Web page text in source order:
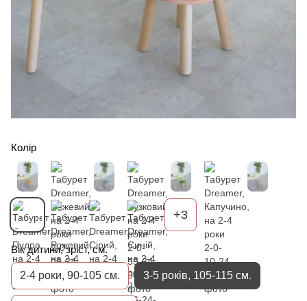
Колір
+3
Вік дитини, зріст, см.
2-4 роки, 90-105 см. 3-5 років, 105-115 см.